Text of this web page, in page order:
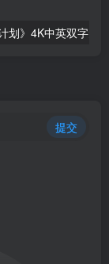
提交